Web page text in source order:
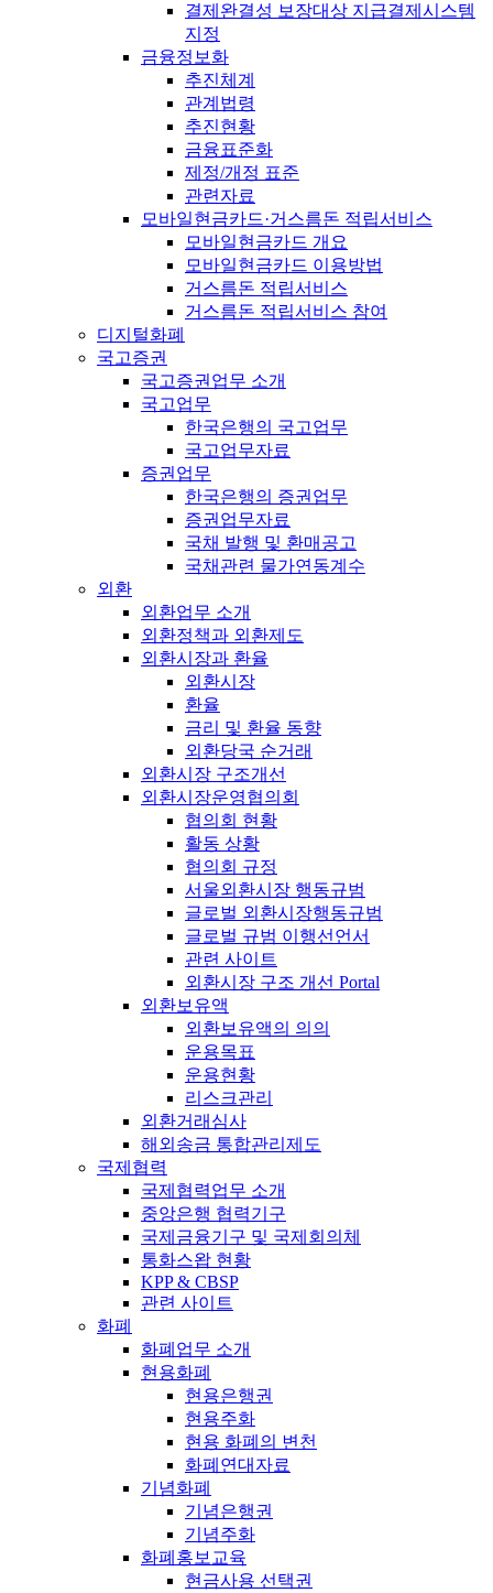
결제완결성 보장대상 지급결제시스템
지정
금융정보화
추진체계
관계법령
추진현황
금융표준화
제정/개정 표준
관련자료
모바일현금카드·거스름돈 적립서비스
모바일현금카드 개요
모바일현금카드 이용방법
거스름돈 적립서비스
거스름돈 적립서비스 참여
디지털화폐
국고증권
국고증권업무 소개
국고업무
한국은행의 국고업무
국고업무자료
증권업무
한국은행의 증권업무
증권업무자료
국채 발행 및 환매공고
국채관련 물가연동계수
외환
외환업무 소개
외환정책과 외환제도
외환시장과 환율
외환시장
환율
금리 및 환율 동향
외환당국 순거래
외환시장 구조개선
외환시장운영협의회
협의회 현황
활동 상황
협의회 규정
서울외환시장 행동규범
글로벌 외환시장행동규범
글로벌 규범 이행선언서
관련 사이트
외환시장 구조 개선 Portal
외환보유액
외환보유액의 의의
운용목표
운용현황
리스크관리
외환거래심사
해외송금 통합관리제도
국제협력
국제협력업무 소개
중앙은행 협력기구
국제금융기구 및 국제회의체
통화스왑 현황
KPP & CBSP
관련 사이트
화폐
화폐업무 소개
현용화폐
현용은행권
현용주화
현용 화폐의 변천
화폐연대자료
기념화폐
기념은행권
기념주화
화폐홍보교육
현금사용 선택권